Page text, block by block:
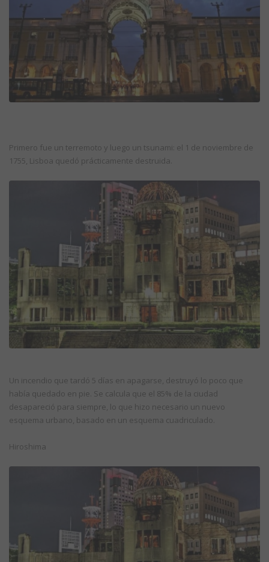
Primero fue un terremoto y luego un tsunami: el 1 de noviembre de
1755, Lisboa quedó prácticamente destruida.
Un incendio que tardó 5 días en apagarse, destruyó lo poco que
había quedado en pie. Se calcula que el 85% de la ciudad
desapareció para siempre, lo que hizo necesario un nuevo
esquema urbano, basado en un esquema cuadriculado.
Hiroshima